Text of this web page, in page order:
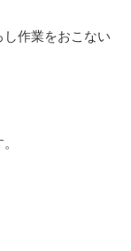
作業をおこない